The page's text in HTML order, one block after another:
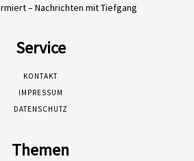
– Nachrichten mit Tiefgang
Service
KONTAKT
IMPRESSUM
DATENSCHUTZ
Themen